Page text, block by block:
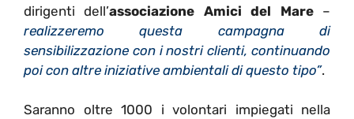
dirigenti dell’associazione Amici del Mare–
realizzeremo questa campagna di
sensibilizzazione con i nostri clienti, continuando
poi con altre iniziative ambientali di questo tipo”.
Saranno oltre 1000 i volontari impiegati nella